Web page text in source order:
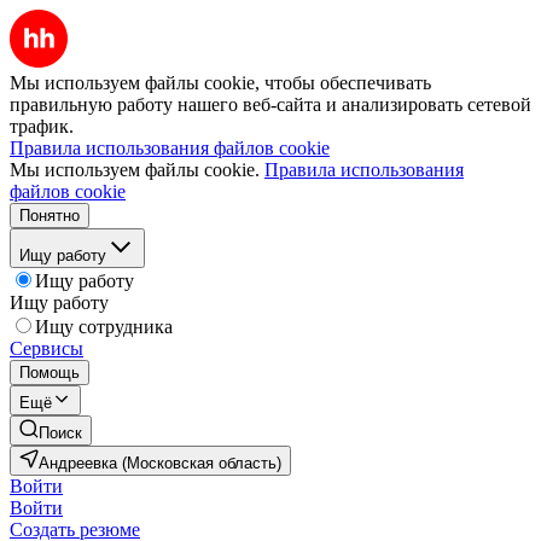
Мы используем файлы cookie, чтобы обеспечивать
правильную работу нашего веб-сайта и анализировать сетевой
трафик.
Правила использования файлов cookie
Мы используем файлы cookie. Правила использования
файлов cookie
Понятно
Ищу работу
Ищу работу
Ищу работу
Ищу сотрудника
Сервисы
Помощь
Ещё
Поиск
Андреевка (Московская область)
Войти
Войти
Создать резюме